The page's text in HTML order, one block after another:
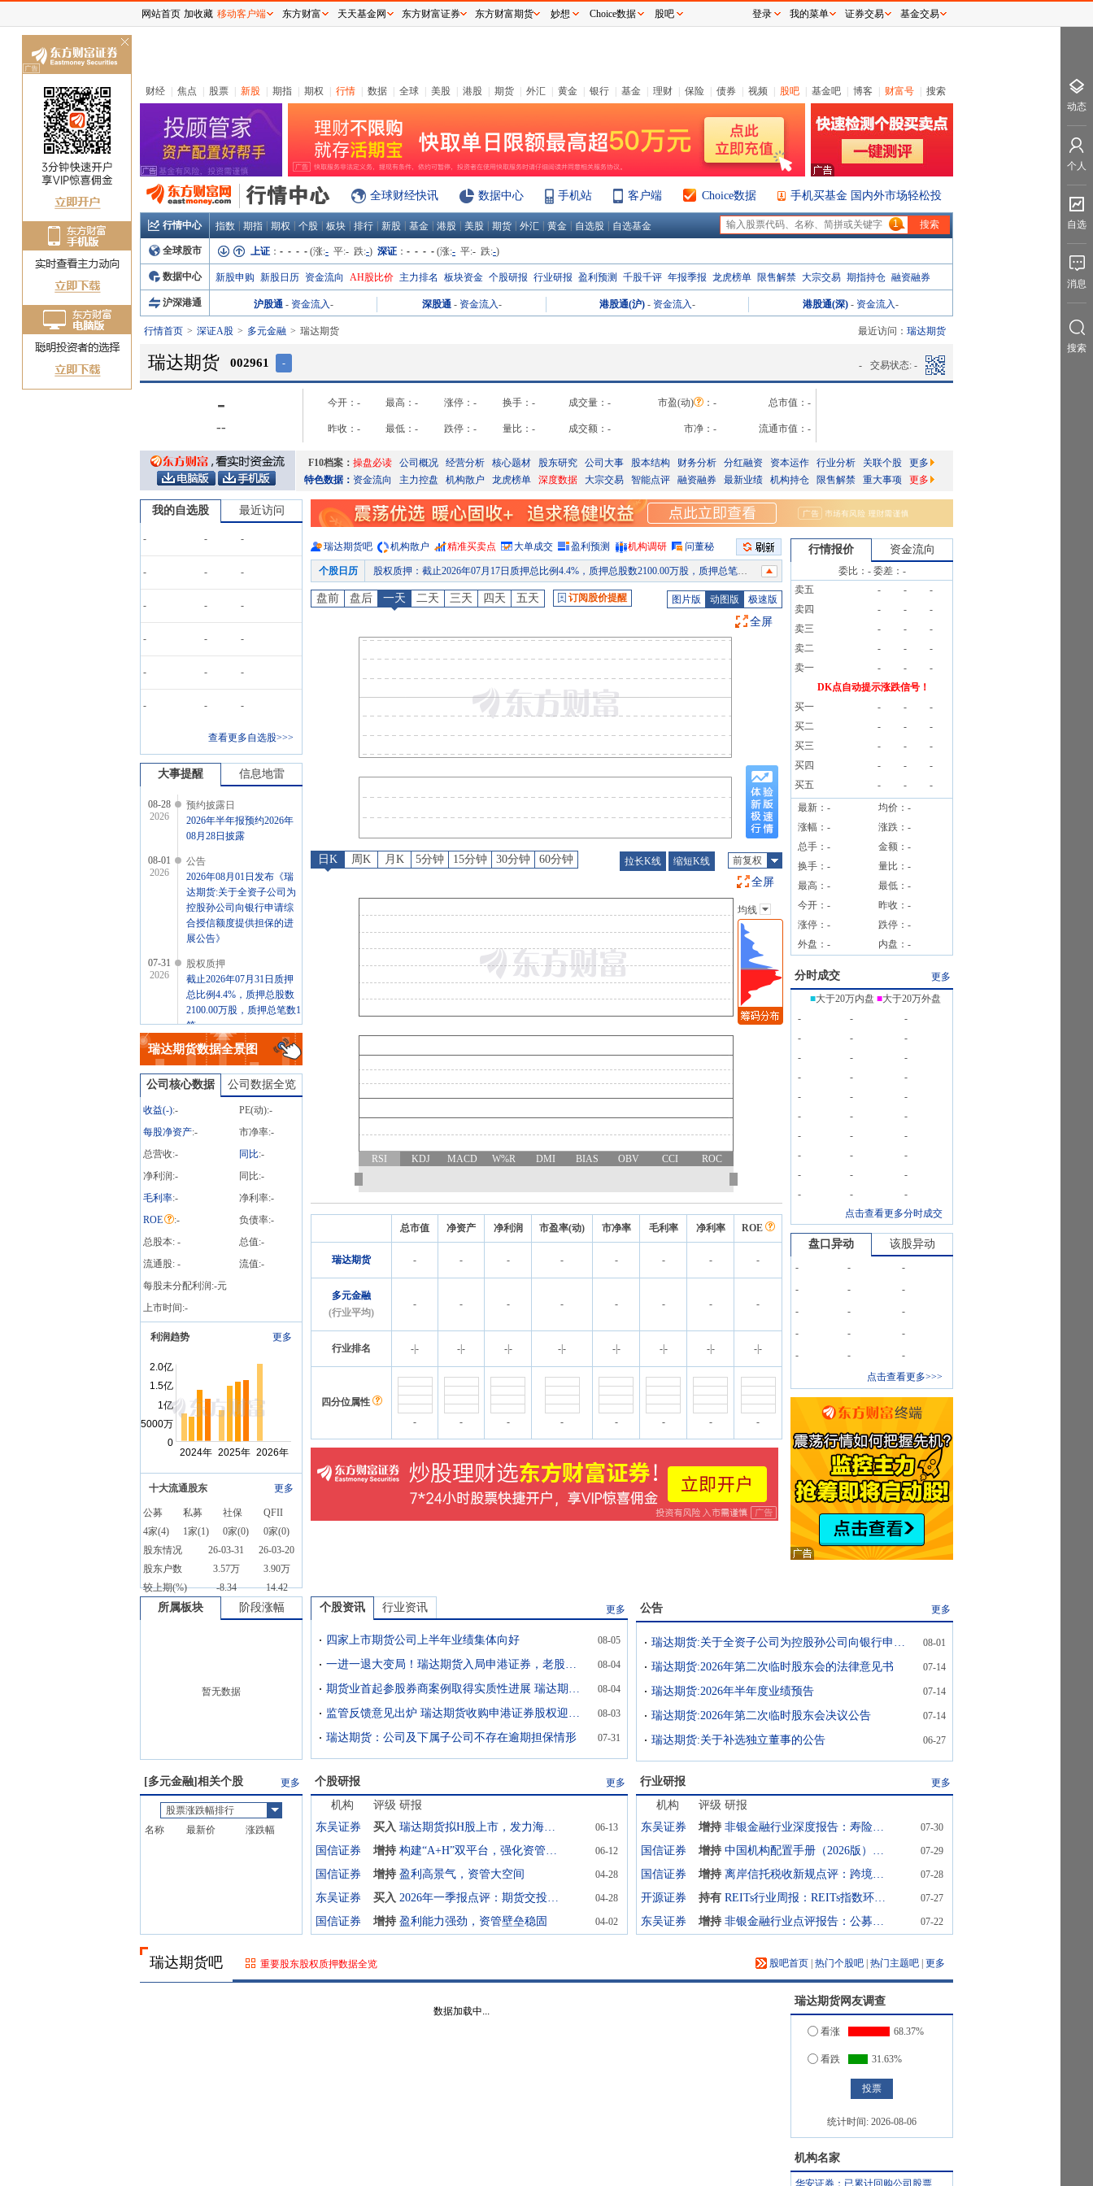
财经 焦点 股票 新股 期指 期权 行情 数据 全球 美股 港股 期货 外汇 黄金 银行 基金 理财 保险 债券 视频 股吧 基金吧 博客 财富号 搜索
全球财经快讯 数据中心 手机站 客户端 Choice数据 手机买基金 国内外市场轻松投
行情中心 指数 期指 期权 个股 板块 排行 新股 基金 港股 美股 期货 外汇 黄金 自选股 自选基金 1
全球股市 上证 ： - - - - (涨:- 平:- 跌:-) 深证 ： - - - - (涨:- 平:- 跌:-)
数据中心 新股申购 新股日历 资金流向 AH股比价 主力排名 板块资金 个股研报 行业研报 盈利预测 千股千评 年报季报 龙虎榜单 限售解禁 大宗交易 期指持仓 融资融券
沪深港通 沪股通 - 资金流入- 深股通 - 资金流入- 港股通(沪) - 资金流入- 港股通(深) - 资金流入-
行情首页 深证A股 多元金融 瑞达期货 最近访问： 瑞达期货
瑞达期货 002961 - - 交易状态: -
-
--
今开： - 最高： - 涨停： - 换手： - 成交量： - 市盈(动) ： - 总市值： -
昨收： - 最低： - 跌停： - 量比： - 成交额： - 市净： - 流通市值： -
F10档案： 操盘必读 公司概况 经营分析 核心题材 股东研究 公司大事 股本结构 财务分析 分红融资 资本运作 行业分析 关联个股
更多
特色数据： 资金流向 主力控盘 机构散户 龙虎榜单 深度数据 大宗交易 智能点评 融资融券 最新业绩 机构持仓 限售解禁 重大事项 更多
我的自选股 最近访问
- - -
- - -
- - -
- - -
- - -
- - -
查看更多自选股>>>
大事提醒 信息地雷
08-28
2026
预约披露日
2026年半年报预约2026年
08月28日披露
08-01
2026
公告
2026年08月01日发布《瑞
达期货:关于全资子公司为
控股孙公司向银行申请综
合授信额度提供担保的进
展公告》
07-31
2026
股权质押
截止2026年07月31日质押
总比例4.4%，质押总股数
2100.00万股，质押总笔数1
笔
07-24
2026
股权质押
截止2026年07月24日质押
总比例4.4%，质押总股数
2100.00万股，质押总笔数1
瑞达期货数据全景图
公司核心数据 公司数据全览
收益(-):- PE(动):-
每股净资产:- 市净率:-
总营收:- 同比:-
净利润:- 同比:-
毛利率:- 净利率:-
ROE
:- 负债率:-
总股本: - 总值:-
流通股: - 流值:-
每股未分配利润:-元
上市时间:-
利润趋势 更多
十大流通股东 更多
公募 私募 社保
QFII
4家(4) 1家(1) 0家(0) 0家(0)
股东情况
26-03-31
26-03-20
股东户数
3.57万
3.90万
较上期(%)
-8.34 14.42
瑞达期货吧 机构散户 精准买卖点 大单成交 盈利预测 机构调研 问董秘
个股日历 股权质押 ： 截止2026年07月17日质押总比例4.4%，质押总股数2100.00万股，质押总笔数1笔
业绩预告：2026年07月14日预告，2026年中报净利润40000万元-43000万元，变动75.59%～88.76%
：
2026年07月14日发布《瑞达期货:2026年第二次临时股东会的法律意见书》等3条公告
股东大会：于2026-07-13召开2026年第二次临时股东大会
股权质押 ：截止2026年07月03日质押总比例4.4%，质押总股数2100.00万股，质押总笔数1笔
预约披露日：2026年半年报预约2026年08月28日披露
公告：2026年08月01日发布《瑞达期货:关于全资子公司为控股孙公司向银行申请综合授信额度提供担保的进展公告》
股权质押：截止2026年07月24日质押总比例4.4%，质押总股数2100.00万股，质押总笔数1笔
盘前 盘后 一天 二天 三天 四天 五天 订阅股价提醒 图片版 动图版 极速版
全屏
日K 周K 月K 5分钟 15分钟 30分钟 60分钟 拉长K线 缩短K线 前复权
全屏
主图指标
均线
EXPMA
SAR
BBI
RSI KDJ MACD W%R DMI BIAS OBV CCI ROC
均线
总市值 净资产 净利润 市盈率(动) 市净率 毛利率 净利率 ROE
瑞达期货 - - - - - - - -
多元金融
(行业平均)
- - - - - - - -
行业排名 -- -- -|- -- -|- -|- -|- --
四分位属性
-
- - - - - - -
行情报价 资金流向
委比： -委差： -
卖五
- -
-
卖四
- -
-
卖三
- -
-
卖二
- -
-
卖一
- -
-
DK点自动提示涨跌信号！
买一
- -
-
买二
- -
-
买三
- -
-
买四
- -
-
买五
- -
-
最新： - 均价： -
涨幅： - 涨跌： -
总手： - 金额： -
换手： - 量比： -
最高： - 最低： -
今开： - 昨收： -
涨停： - 跌停： -
外盘： - 内盘： -
分时成交
更多
■大于20万内盘 ■大于20万外盘
-
-
-
-
-
-
-
-
-
-
-
-
-
-
-
-
-
-
-
-
-
-
-
-
-
-
-
-
-
-
点击查看更多分时成交
盘口异动 该股异动
- -
-
-
-
-
-
-
-
-
-
-
-
-
-
点击查看更多>>>
所属板块 阶段涨幅
暂无数据
个股资讯 行业资讯 更多
四家上市期货公司上半年业绩集体向好 08-05
一进一退大变局！瑞达期货入局申港证券，老股东股权折价退场 08-04
期货业首起参股券商案例取得实质性进展 瑞达期货参股申港证券获反馈 证监会要求提供付款凭证 08-04
监管反馈意见出炉 瑞达期货收购申港证券股权迎新进展 08-03
瑞达期货：公司及下属子公司不存在逾期担保情形 07-31
公告 更多
瑞达期货:关于全资子公司为控股孙公司向银行申请综合授信额度提供担保的进展公告 08-01
瑞达期货:2026年第二次临时股东会的法律意见书 07-14
瑞达期货:2026年半年度业绩预告 07-14
瑞达期货:2026年第二次临时股东会决议公告 07-14
瑞达期货:关于补选独立董事的公告 06-27
[多元金融]相关个股 更多
股票涨跌幅排行
名称
最新价 涨跌幅
个股研报 更多
机构 评级 研报
东吴证券
买入 瑞达期货拟H股上市，发力海外业务扩张 06-13
国信证券 增持 构建“A+H”双平台，强化资管等业务优势 06-12
国信证券 增持 盈利高景气，资管大空间 04-28
东吴证券 买入 2026年一季报点评：期货交投活跃带动公司营收与利润大幅增长 04-28
国信证券 增持 盈利能力强劲，资管壁垒稳固 04-02
行业研报 更多
机构 评级 研报
东吴证券
增持 非银金融行业深度报告：寿险行业竞争格局展望：资本与监管约束强化背景下，行业分层固化格局长期延续 07-30
国信证券 增持 中国机构配置手册（2026版）之ETF篇：结构有重整，体系再进化 07-29
国信证券 增持 离岸信托税收新规点评：跨境财富管理的立体化时代 07-28
开源证券 持有 REITs行业周报：REITs指数环比下跌，产业园区、仓储物流板块本周跌幅较大 07-27
东吴证券 增持 非银金融行业点评报告：公募持仓观察：保险板块减持幅度较大，券商及互金持仓边际改善——26Q2非银板块公募持仓分析 07-22
瑞达期货吧 重要股东股权质押数据全览 股吧首页 热门个股吧 热门主题吧 更多
瑞达期货网友调查
看涨 68.37%
看跌 31.63%
统计时间: 2026-08-06
机构名家
华安证券：已累计回购公司股票
网站首页 加收藏 移动客户端 东方财富 天天基金网 东方财富证券 东方财富期货 妙想 Choice数据 股吧 登录 我的菜单 证券交易 基金交易
动态
个人
自选
消息
搜索